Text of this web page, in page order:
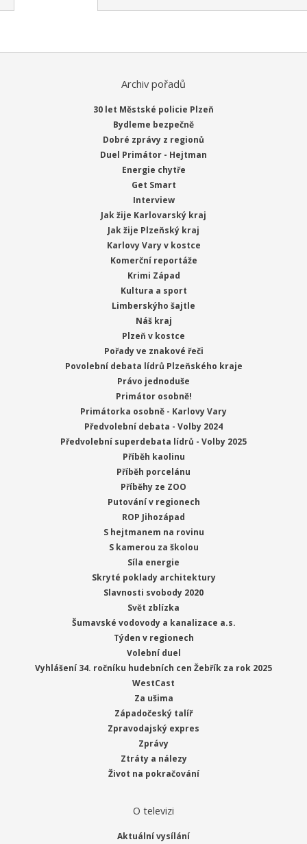
Archiv pořadů
30 let Městské policie Plzeň
Bydleme bezpečně
Dobré zprávy z regionů
Duel Primátor - Hejtman
Energie chytře
Get Smart
Interview
Jak žije Karlovarský kraj
Jak žije Plzeňský kraj
Karlovy Vary v kostce
Komerční reportáže
Krimi Západ
Kultura a sport
Limberskýho šajtle
Náš kraj
Plzeň v kostce
Pořady ve znakové řeči
Povolební debata lídrů Plzeňského kraje
Právo jednoduše
Primátor osobně!
Primátorka osobně - Karlovy Vary
Předvolební debata - Volby 2024
Předvolební superdebata lídrů - Volby 2025
Příběh kaolinu
Příběh porcelánu
Příběhy ze ZOO
Putování v regionech
ROP Jihozápad
S hejtmanem na rovinu
S kamerou za školou
Síla energie
Skryté poklady architektury
Slavnosti svobody 2020
Svět zblízka
Šumavské vodovody a kanalizace a.s.
Týden v regionech
Volební duel
Vyhlášení 34. ročníku hudebních cen Žebřík za rok 2025
WestCast
Za ušima
Západočeský talíř
Zpravodajský expres
Zprávy
Ztráty a nálezy
Život na pokračování
O televizi
Aktuální vysílání